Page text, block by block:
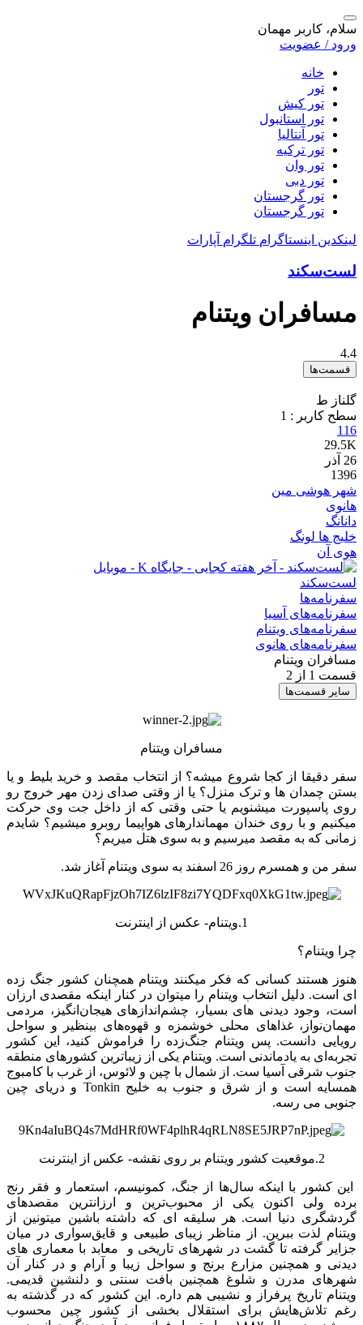
سلام، کاربر مهمان
ورود / عضویت
خانه
تور
تور کیش
تور استانبول
تور آنتالیا
تور ترکیه
تور وان
تور دبی
تور گرجستان
تور گرجستان
لینکدین اینستاگرام تلگرام آپارات
لست‌سکند
مسافران ویتنام
4.4
قسمت‌ها
گلناز ط
سطح کاربر : 1
116
29.5K
26 آذر
1396
شهر هوشی مین
هانوی
دانانگ
خلیج ها لونگ
هوی آن
لست‌سکند
سفرنامه‌ها
سفرنامه‌های آسیا
سفرنامه‌های ویتنام
سفرنامه‌های هانوی
مسافران ویتنام
قسمت 1 از 2
سایر قسمت‌ها
مسافران ویتنام
سفر دقیقا از کجا شروع میشه؟ از انتخاب مقصد و خرید بلیط و یا
بستن چمدان ها و ترک منزل؟ یا از وقتی صدای زدن مهر خروج رو
روی پاسپورت میشنویم یا حتی وقتی که از داخل جت وی حرکت
میکنیم و با روی خندان مهماندارهای هواپیما روبرو میشیم؟ شایدم
زمانی که به مقصد میرسیم و به سوی هتل میریم؟
سفر من و همسرم روز 26 اسفند به سوی ویتنام آغاز شد.
1.ویتنام- عکس از اینترنت
چرا ویتنام؟
هنوز هستند کسانی که فکر میکنند ویتنام همچنان کشور جنگ زده
ای است. دلیل انتخاب ویتنام را میتوان در کنار اینکه مقصدی ارزان
است، وجود دیدنی های بسیار، چشم‌اندازهای هیجان‌انگیز، مردمی
مهمان‌نواز، غذاهای محلی خوشمزه و قهوه‌های بینظیر و سواحل
رویایی دانست. پس ویتنام جنگ‌زده را فراموش کنید، این کشور
تجربه‌‌ای به یادماندنی است. ویتنام یکی از زیباترین کشورهای منطقه
جنوب شرقی آسیا ست. از شمال با چین و لائوس، از غرب با کامبوج
همسایه است و از شرق و جنوب به خلیج Tonkin و دریای چین
جنوبی می رسه.
2.موقعیت کشور ویتنام بر روی نقشه- عکس از اینترنت
این کشور با اینکه سال‌ها از جنگ، کمونیسم، استعمار و فقر رنج
برده ولی اکنون یکی از محبوب‌ترین و ارزانترین مقصدهای
گردشگری دنیا است. هر سلیقه ای که داشته باشین میتونین از
ویتنام لذت ببرین. از مناظر زیبای طبیعی و قایق‌سواری در میان
جزایر گرفته تا گشت در شهرهای تاریخی و معابد با معماری های
دیدنی و همچنین مزارع برنج و سواحل زیبا و آرام و در کنار آن
شهرهای مدرن و شلوغ همچنین بافت سنتی و دلنشین قدیمی.
ویتنام تاریخ پرفراز و نشیبی هم داره. این کشور که در گذشته به
رغم تلاش‌هایش برای استقلال بخشی از کشور چین محسوب